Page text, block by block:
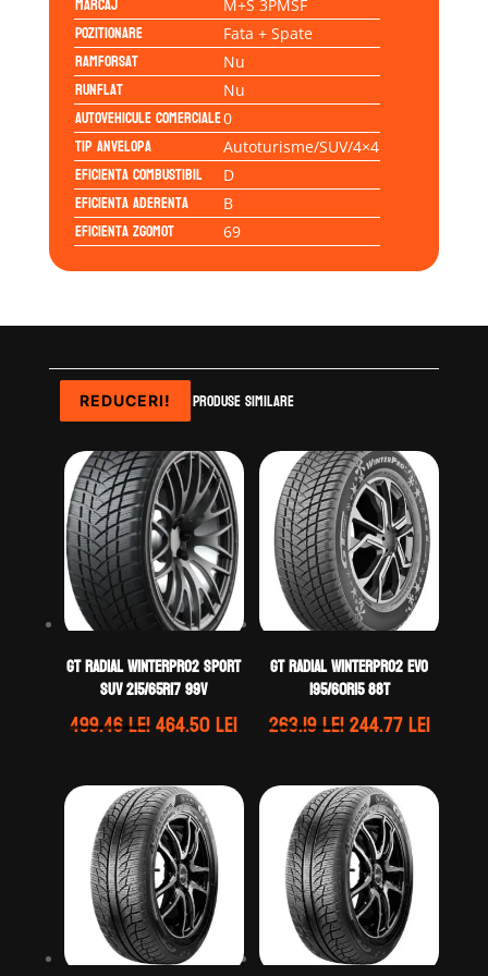
M+S 3PMSF
Pozitionare Fata + Spate
Ramforsat Nu
Runflat Nu
Autovehicule comerciale0
Tip anvelopa Autoturisme/SUV/4×4
Eficienta Combustibil D
Eficienta Aderenta B
Eficienta Zgomot 69
Produse similare
REDUCERI!
GT Radial WINTERPRO2 SPORT
SUV 215/65R17 99V
499.46leiPrețul
a
fost:
499.46 lei.
464.50leiPrețul
este:
464.50 lei.
REDUCERI!
GT Radial WINTERPRO2 EVO
195/60R15 88T
263.19leiPrețul
a
fost:
263.19 lei.
244.77leiPrețul
este:
REDUCERI!